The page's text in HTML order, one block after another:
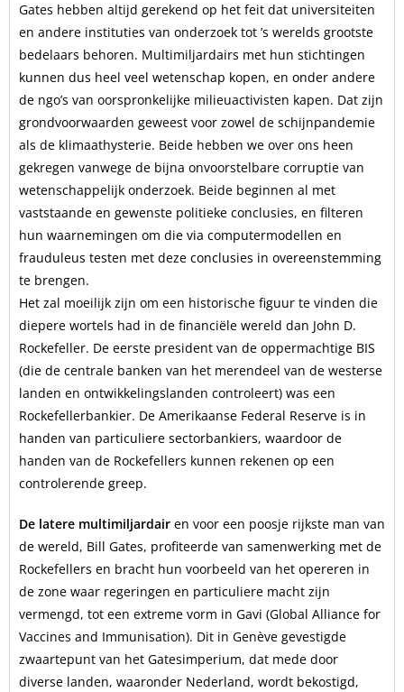
Gates hebben altijd gerekend op het feit dat universiteiten
en andere instituties van onderzoek tot ’s werelds grootste
bedelaars behoren. Multimiljardairs met hun stichtingen
kunnen dus heel veel wetenschap kopen, en onder andere
de ngo’s van oorspronkelijke milieuactivisten kapen. Dat zijn
grondvoorwaarden geweest voor zowel de schijnpandemie
als de klimaathysterie. Beide hebben we over ons heen
gekregen vanwege de bijna onvoorstelbare corruptie van
wetenschappelijk onderzoek. Beide beginnen al met
vaststaande en gewenste politieke conclusies, en filteren
hun waarnemingen om die via computermodellen en
frauduleus testen met deze conclusies in overeenstemming
te brengen.
Het zal moeilijk zijn om een historische figuur te vinden die
diepere wortels had in de financiële wereld dan John D.
Rockefeller. De eerste president van de oppermachtige BIS
(die de centrale banken van het merendeel van de westerse
landen en ontwikkelingslanden controleert) was een
Rockefellerbankier. De Amerikaanse Federal Reserve is in
handen van particuliere sectorbankiers, waardoor de
handen van de Rockefellers kunnen rekenen op een
controlerende greep.
De latere multimiljardair en voor een poosje rijkste man van
de wereld, Bill Gates, profiteerde van samenwerking met de
Rockefellers en bracht hun voorbeeld van het opereren in
de zone waar regeringen en particuliere macht zijn
vermengd, tot een extreme vorm in Gavi (Global Alliance for
Vaccines and Immunisation). Dit in Genève gevestigde
zwaartepunt van het Gatesimperium, dat mede door
diverse landen, waaronder Nederland, wordt bekostigd,